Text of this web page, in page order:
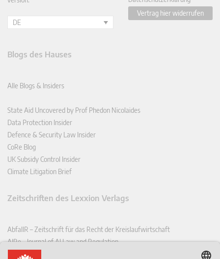
DE
Vertrag hier widerrufen
Blogs des Hauses
Alle Blogs & Insiders
State Aid Uncovered by Prof Phedon Nicolaides
Data Protection Insider
Defence & Security Law Insider
CoRe Blog
UK Subsidy Control Insider
Climate Litigation Brief
Zeitschriften des Lexxion Verlags
AbfallR – Zeitschrift für das Recht der Kreislaufwirtschaft
AIRe – Journal of AI Law and Regulation
CCLR – Carbon & Climate Law Review